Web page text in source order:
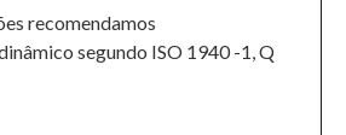
recomendamos
segundo ISO 1940 -1, Q